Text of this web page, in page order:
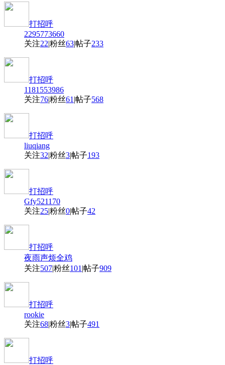
打招呼
2295773660
关注22|粉丝63|帖子233
打招呼
1181553986
关注76|粉丝61 |帖子568
打招呼
liuqiang
关注32|粉丝3|帖子193
打招呼
Gfy521170
关注25|粉丝0|帖子42
打招呼
夜雨声烦全鸡
关注507|粉丝101 |帖子909
打招呼
rookie
关注68|粉丝3|帖子491
打招呼